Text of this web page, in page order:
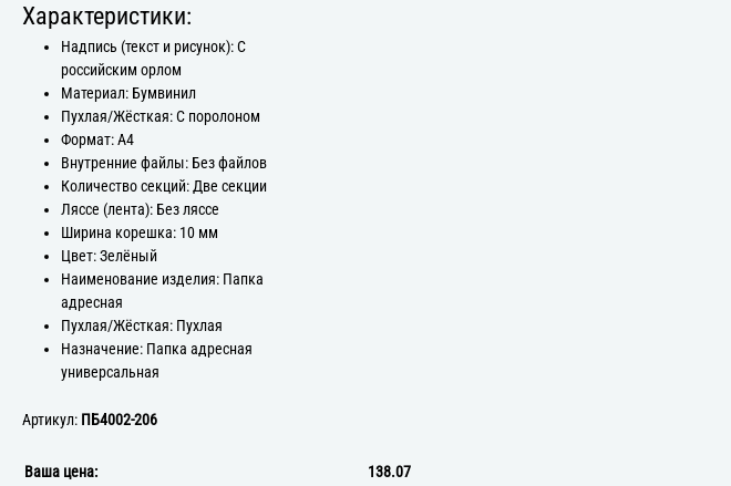
Характеристики:
Надпись (текст и рисунок): С
российским орлом
Материал: Бумвинил
Пухлая/Жёсткая: С поролоном
Формат: А4
Внутренние файлы: Без файлов
Количество секций: Две секции
Ляссе (лента): Без ляссе
Ширина корешка: 10 мм
Цвет: Зелёный
Наименование изделия: Папка
адресная
Пухлая/Жёсткая: Пухлая
Назначение: Папка адресная
универсальная
Артикул: ПБ4002-206
Ваша цена:
138.07